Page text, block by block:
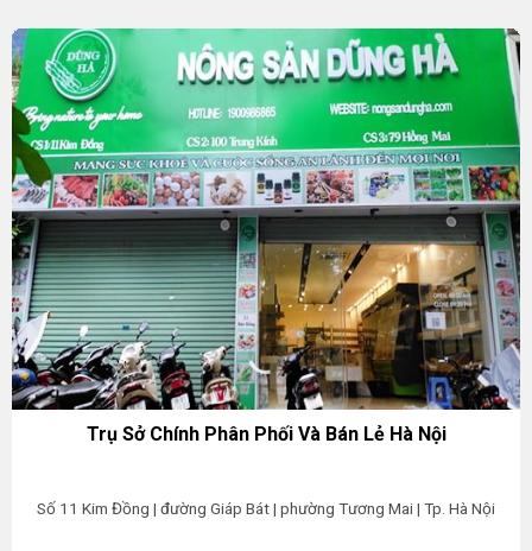
Trụ Sở Chính Phân Phối Và Bán Lẻ Hà Nội
Số 11 Kim Đồng | đường Giáp Bát | phường Tương Mai | Tp. Hà Nội